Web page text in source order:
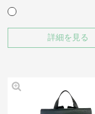
詳細を見る